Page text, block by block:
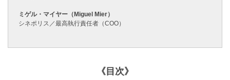
ミゲル・マイヤー（Miguel Mier）
シネポリス／最高執行責任者（COO）
《目次》